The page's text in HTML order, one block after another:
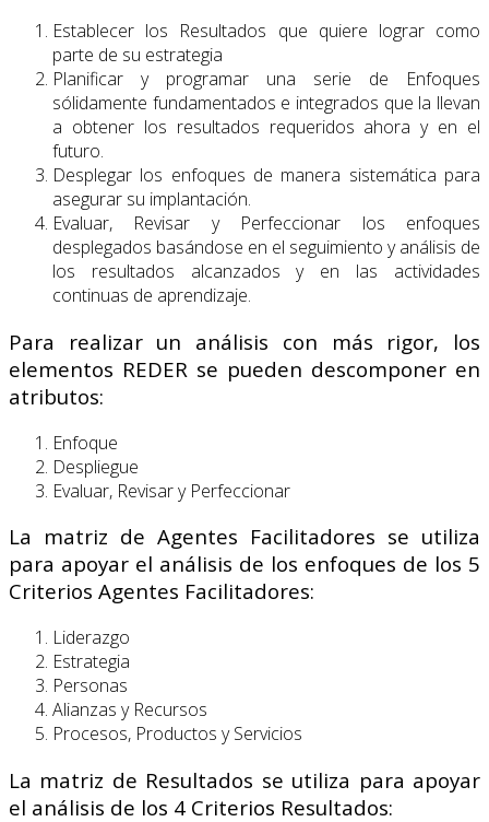
Establecer los Resultados que quiere lograr como
parte de su estrategia
Planificar y programar una serie de Enfoques
sólidamente fundamentados e integrados que la llevan
a obtener los resultados requeridos ahora y en el
futuro.
Desplegar los enfoques de manera sistemática para
asegurar su implantación.
Evaluar, Revisar y Perfeccionar los enfoques
desplegados basándose en el seguimiento y análisis de
los resultados alcanzados y en las actividades
continuas de aprendizaje.
Para realizar un análisis con más rigor, los
elementos REDER se pueden descomponer en
atributos:
Enfoque
Despliegue
Evaluar, Revisar y Perfeccionar
La matriz de Agentes Facilitadores se utiliza
para apoyar el análisis de los enfoques de los 5
Criterios Agentes Facilitadores:
Liderazgo
Estrategia
Personas
Alianzas y Recursos
Procesos, Productos y Servicios
La matriz de Resultados se utiliza para apoyar
el análisis de los 4 Criterios Resultados: